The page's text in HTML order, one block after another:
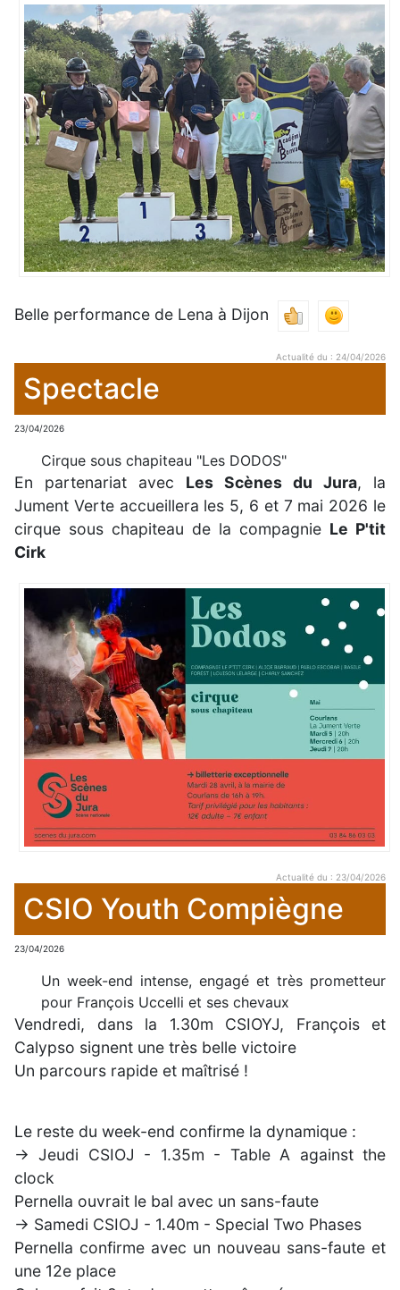
Belle performance de Lena à Dijon
Actualité du : 24/04/2026
Spectacle
23/04/2026
Cirque sous chapiteau "Les DODOS"
En partenariat avec Les Scènes du Jura, la
Jument Verte accueillera les 5, 6 et 7 mai 2026 le
cirque sous chapiteau de la compagnie Le P'tit
Cirk
Actualité du : 23/04/2026
CSIO Youth Compiègne
23/04/2026
Un week-end intense, engagé et très prometteur
pour François Uccelli et ses chevaux
Vendredi, dans la 1.30m CSIOYJ, François et
Calypso signent une très belle victoire
Un parcours rapide et maîtrisé !
Le reste du week-end confirme la dynamique :
-> Jeudi CSIOJ - 1.35m - Table A against the
clock
Pernella ouvrait le bal avec un sans-faute
-> Samedi CSIOJ - 1.40m - Special Two Phases
Pernella confirme avec un nouveau sans-faute et
une 12e place